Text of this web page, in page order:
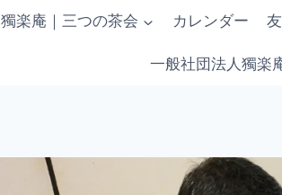
獨楽庵｜三つの茶会 カレンダー
一般社団法人獨楽